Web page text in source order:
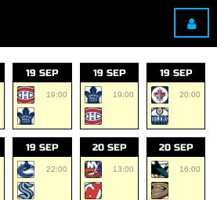
19 SEP
19:00
19 SEP
19:00
19 SEP
20:00
19 SEP
22:00
20 SEP
13:00
20 SEP
16:00